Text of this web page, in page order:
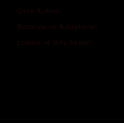
Cırcır Kolları
Batarya ve Adaptörler
Lokma ve Bits Setleri